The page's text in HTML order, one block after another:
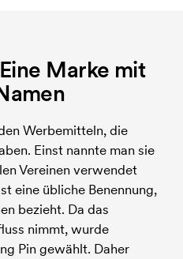
Marke mit
Werbemitteln, die
Einst nannte man sie
Vereinen verwendet
eine übliche Benennung,
bezieht. Da das
nimmt, wurde
Pin gewählt. Daher